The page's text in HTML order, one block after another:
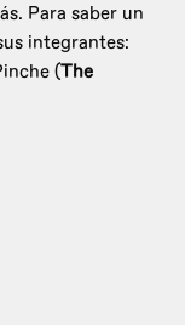
Para saber un
integrantes:
(The